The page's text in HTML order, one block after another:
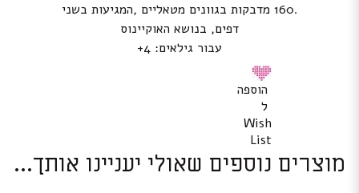
.160 מדבקות בגוונים מטאליים ,המגיעות בשני
דפים, בנושא האוקיינוס
עבור גילאים: 4+
הוספה
ל
Wish
List
מוצרים נוספים שאולי יעניינו אותך...